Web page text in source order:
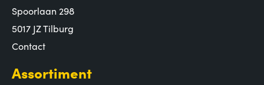
Spoorlaan 298
5017 JZ Tilburg
Contact
Assortiment